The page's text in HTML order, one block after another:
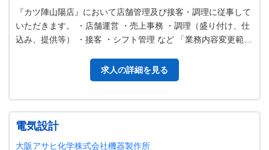
『カツ陣山陽店』において店舗管理及び接客・調理に従事して
いただきます。 ・店舗運営 ・売上事務 ・調理（盛り付け、仕
込み、提供等） ・接客 ・シフト管理 など 「業務内容変更範
求人の詳細を見る
電気設計
大阪アサヒ化学株式会社機器製作所